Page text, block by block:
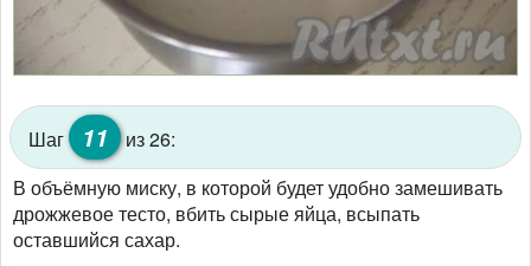
Шаг 11 из 26:
В объёмную миску, в которой будет удобно замешивать
дрожжевое тесто, вбить сырые яйца, всыпать
оставшийся сахар.